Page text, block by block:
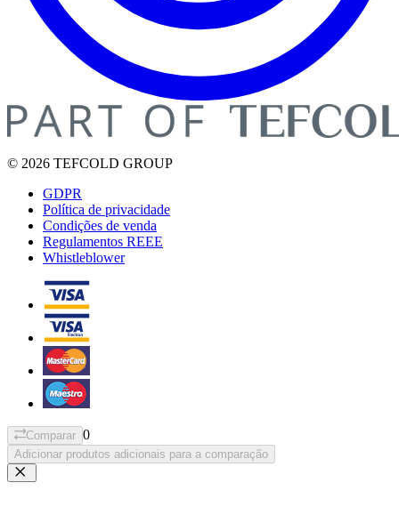
© 2026 TEFCOLD GROUP
GDPR
Política de privacidade
Condições de venda
Regulamentos REEE
Whistleblower
Comparar 0
Adicionar produtos adicionais para a comparação